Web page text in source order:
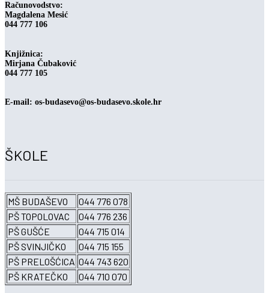
Računovodstvo:
Magdalena Mesić
044 777 106
Knjižnica:
Mirjana Čubaković
044 777 105
E-mail: os-budasevo@os-budasevo.skole.hr
ŠKOLE
MŠ BUDAŠEVO
044 776 078
PŠ TOPOLOVAC
044 776 236
PŠ GUŠĆE
044 715 014
PŠ SVINJIČKO
044 715 155
PŠ PRELOŠĆICA 044 743 620
PŠ KRATEČKO
044 710 070